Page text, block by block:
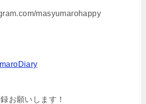
masyumarohappy
お願いします！